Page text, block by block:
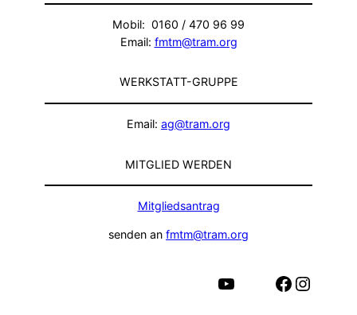
Mobil: 0160 / 470 96 99
Email: fmtm@tram.org
WERKSTATT-GRUPPE
Email: ag@tram.org
MITGLIED WERDEN
Mitgliedsantrag
senden an fmtm@tram.org
Facebook Instagram
YouTube